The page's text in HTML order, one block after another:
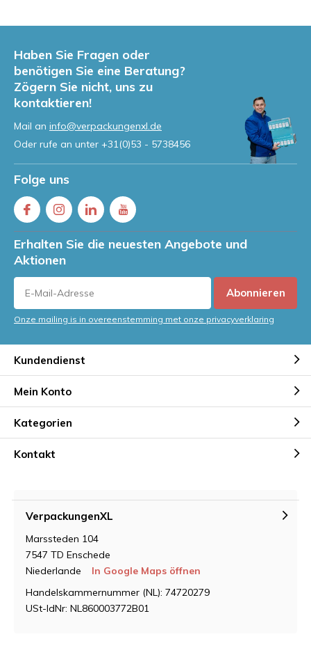
Haben Sie Fragen oder
benötigen Sie eine Beratung?
Zögern Sie nicht, uns zu
kontaktieren!
Mail an info@verpackungenxl.de
Oder rufe an unter +31(0)53 - 5738456
Folge uns
Erhalten Sie die neuesten Angebote und
Aktionen
Abonnieren
Onze mailing is in overeenstemming met onze privacyverklaring
Kundendienst
Mein Konto
Kategorien
Kontakt
VerpackungenXL
Marssteden 104
7547 TD Enschede
Niederlande
In Google Maps öffnen
Handelskammernummer (NL): 74720279
USt-IdNr: NL860003772B01